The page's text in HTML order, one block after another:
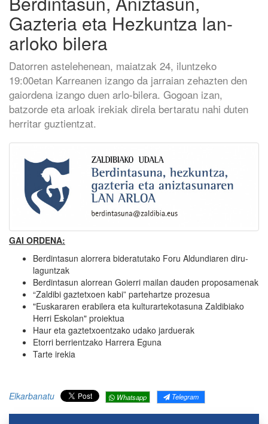
Gazteria eta Hezkuntza lan-
arloko bilera
Datorren astelehenean, maiatzak 24, iluntzeko
19:00etan Karreanen izango da jarraian zehazten den
gaiordena izango duen arlo-bilera. Gogoan izan,
batzorde eta arloak irekiak direla bertaratu nahi duten
herritar guztientzat.
GAI ORDENA:
Berdintasun alorrera bideratutako Foru Aldundiaren diru-
laguntzak
Berdintasun alorrean Goierri mailan dauden proposamenak
“Zaldibi gaztetxoen kabi” partehartze prozesua
"Euskararen erabilera eta kulturartekotasuna Zaldibiako
Herri Eskolan" proiektua
Haur eta gaztetxoentzako udako jarduerak
Etorri berrientzako Harrera Eguna
Tarte irekia
Elkarbanatu Whatsapp Telegram